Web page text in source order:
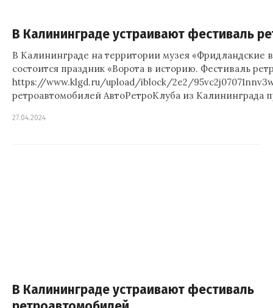
В Калининграде устраивают фестиваль
В Калининграде на территории музея «Фридландские
состоится праздник «Ворота в историю. Фестиваль
https://www.klgd.ru/upload/iblock/2e2/
ретроавтомобилей АвтоРетроКлуба из Калининграда
27.04.2024
В Калининграде устраивают фестиваль